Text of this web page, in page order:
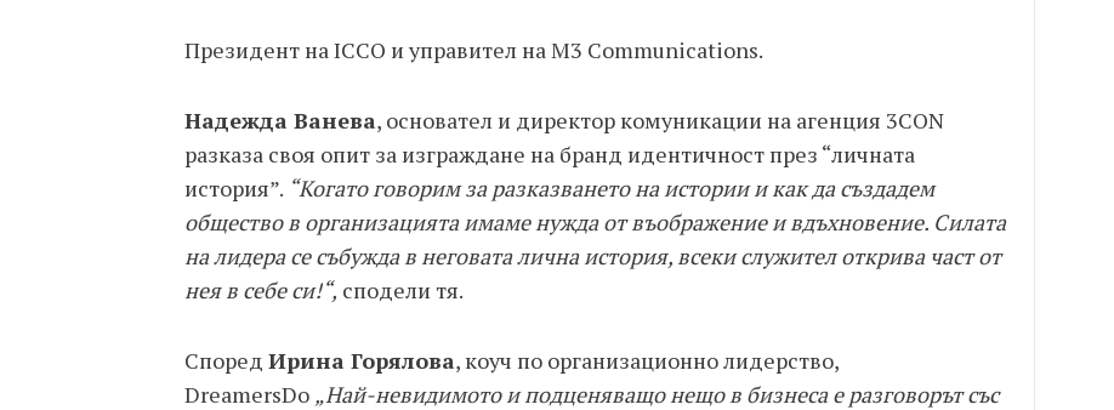
Президент на ICCO и управител на M3 Communications.
Надежда Ванева, основател и директор комуникации на агенция 3CON
разказа своя опит за изграждане на бранд идентичност през “личната
история”. “Когато говорим за разказването на истории и как да създадем
общество в организацията имаме нужда от въображение и вдъхновение. Силата
на лидера се събужда в неговата лична история, всеки служител открива част от
нея в себе си!“, сподели тя.
Според Ирина Горялова, коуч по организационно лидерство,
DreamersDo „Най-невидимото и подценяващо нещо в бизнеса е разговорът със